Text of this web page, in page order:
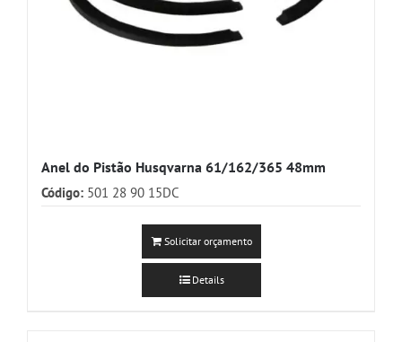
Anel do Pistão Husqvarna 61/162/365 48mm
Código: 501 28 90 15DC
Solicitar orçamento
Details